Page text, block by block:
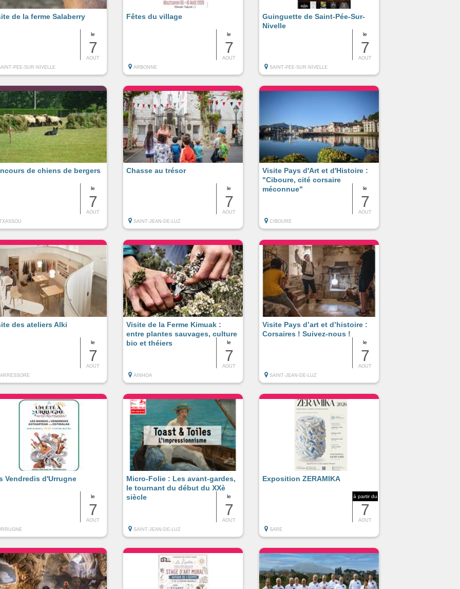
le
7
AOUT
de la ferme Salaberry
PEE-SUR-NIVELLE
le
7
AOUT
Fêtes du village
ARBONNE
le
7
AOUT
Guinguette de Saint-Pée-Sur-
Nivelle
SAINT-PEE-SUR-NIVELLE
le
7
AOUT
de chiens de bergers
le
7
AOUT
Chasse au trésor
SAINT-JEAN-DE-LUZ
le
7
AOUT
Visite Pays d'Art et d'Histoire :
"Ciboure, cité corsaire
méconnue"
CIBOURE
le
7
AOUT
des ateliers Alki
le
7
AOUT
Visite de la Ferme Kimuak :
entre plantes sauvages, culture
bio et théiers
AINHOA
le
7
AOUT
Visite Pays d’art et d’histoire :
Corsaires ! Suivez-nous !
SAINT-JEAN-DE-LUZ
le
7
AOUT
Vendredis d'Urrugne
le
7
AOUT
Micro-Folie : Les avant-gardes,
le tournant du début du XXè
siècle
SAINT-JEAN-DE-LUZ
à partir du
7
AOUT
Exposition ZERAMIKA
SARE